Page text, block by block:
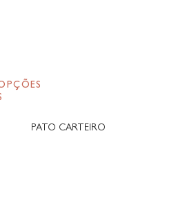
PATO CARTEIRO